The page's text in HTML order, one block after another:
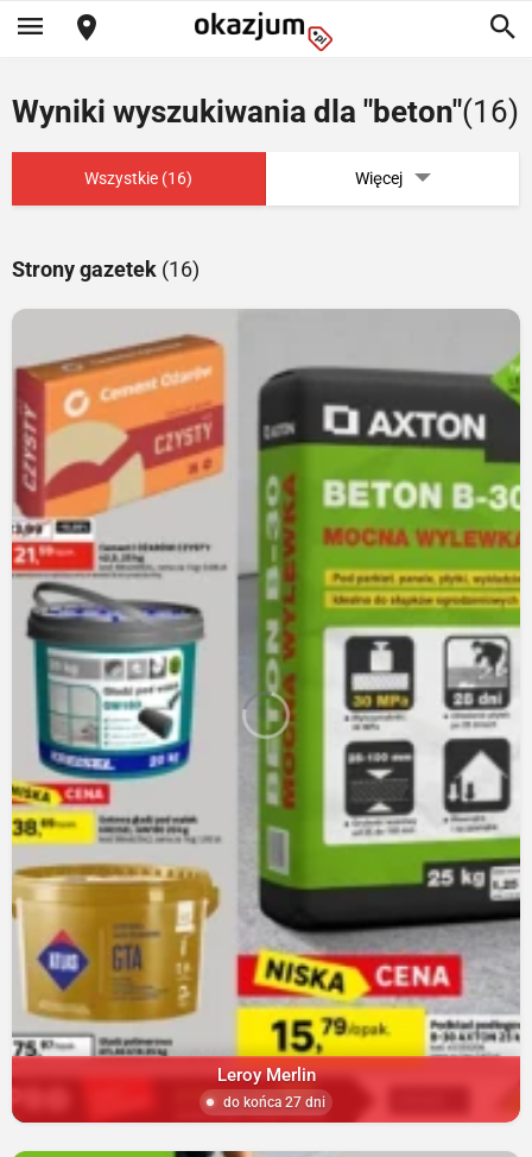
Wyniki wyszukiwania dla "beton"(16)
Wszystkie (16) Więcej
Strony gazetek (16)
Leroy Merlin
do końca 27 dni